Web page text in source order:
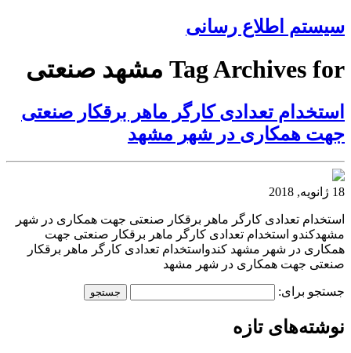
سیستم اطلاع رسانی
Tag Archives for مشهد صنعتی
استخدام تعدادی کارگر ماهر برقکار صنعتی
جهت همکاری در شهر مشهد
18 ژانویه, 2018
استخدام تعدادی کارگر ماهر برقکار صنعتی جهت همکاری در شهر
مشهدکندو استخدام تعدادی کارگر ماهر برقکار صنعتی جهت
همکاری در شهر مشهد کندواستخدام تعدادی کارگر ماهر برقکار
صنعتی جهت همکاری در شهر مشهد
جستجو برای:
نوشته‌های تازه